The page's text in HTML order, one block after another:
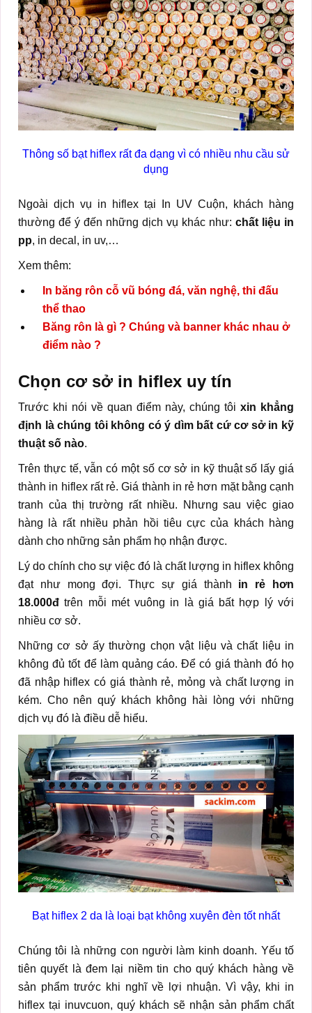
Thông số bạt hiflex rất đa dạng vì có nhiều nhu cầu sử
dụng
Ngoài dịch vụ in hiflex tại In UV Cuộn, khách hàng
thường để ý đến những dịch vụ khác như: chất liệu in
pp, in decal, in uv,…
Xem thêm:
In băng rôn cỗ vũ bóng đá, văn nghệ, thi đấu
thể thao
Băng rôn là gì ? Chúng và banner khác nhau ở
điểm nào ?
Chọn cơ sở in hiflex uy tín
Trước khi nói về quan điểm này, chúng tôi xin khẳng
định là chúng tôi không có ý dìm bất cứ cơ sở in kỹ
thuật số nào.
Trên thực tế, vẫn có một số cơ sở in kỹ thuật số lấy giá
thành in hiflex rất rẻ. Giá thành in rẻ hơn mặt bằng cạnh
tranh của thị trường rất nhiều. Nhưng sau việc giao
hàng là rất nhiều phản hồi tiêu cực của khách hàng
dành cho những sản phẩm họ nhận được.
Lý do chính cho sự việc đó là chất lượng in hiflex không
đạt như mong đợi. Thực sự giá thành in rẻ hơn
18.000đ trên mỗi mét vuông in là giá bất hợp lý với
nhiều cơ sở.
Những cơ sở ấy thường chọn vật liệu và chất liệu in
không đủ tốt để làm quảng cáo. Để có giá thành đó họ
đã nhập hiflex có giá thành rẻ, mỏng và chất lượng in
kém. Cho nên quý khách không hài lòng với những
dịch vụ đó là điều dễ hiểu.
Bạt hiflex 2 da là loại bạt không xuyên đèn tốt nhất
Chúng tôi là những con người làm kinh doanh. Yếu tố
tiên quyết là đem lại niềm tin cho quý khách hàng về
sản phẩm trước khi nghĩ về lợi nhuận. Vì vậy, khi in
hiflex tại inuvcuon, quý khách sẽ nhận sản phẩm chất